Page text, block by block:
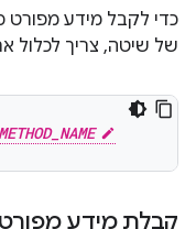
כדי לקבל מידע מפורט
של שיטה, צריך לכלול
METHOD_NAME
קבלת מידע